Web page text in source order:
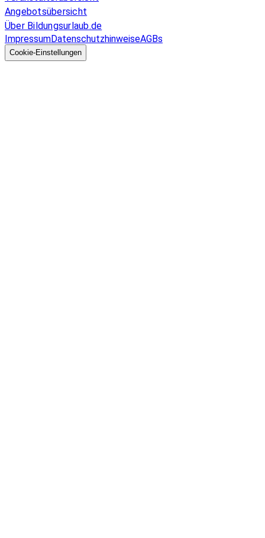
Angebotsübersicht
Über Bildungsurlaub.de
ImpressumDatenschutzhinweiseAGBs
Cookie-Einstellungen